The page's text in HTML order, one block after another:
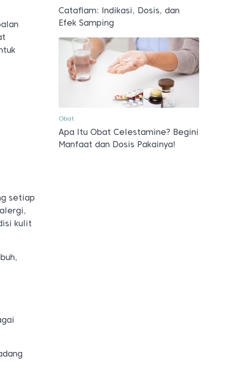
setiap
kulit
Cataflam: Indikasi, Dosis, dan
Efek Samping
Obat
Apa Itu Obat Celestamine? Begini
Manfaat dan Dosis Pakainya!